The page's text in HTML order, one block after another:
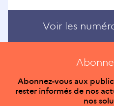
Voir les
Abonnez-vous aux
rester informés de nos
nos